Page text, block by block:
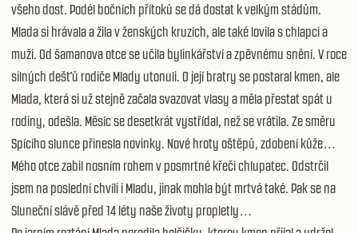
všeho dost. Podél bočních přítoků se dá dostat k velkým stádům.
Mlada si hrávala a žila v ženských kruzích, ale také lovila s chlapci a
muži. Od šamanova otce se učila bylinkářství a zpěvnému snění. V roce
silných dešťů rodiče Mlady utonuli. O její bratry se postaral kmen, ale
Mlada, která si už stejně začala svazovat vlasy a měla přestat spát u
rodiny, odešla. Měsíc se desetkrát vystřídal, než se vrátila. Ze směru
Spícího slunce přinesla novinky. Nové hroty oštěpů, zdobení kůže…
Mého otce zabil nosním rohem v posmrtné křeči chlupatec. Odstrčil
jsem na poslední chvíli i Mladu, jinak mohla být mrtvá také. Pak se na
Sluneční slávě před 14 léty naše životy propletly…